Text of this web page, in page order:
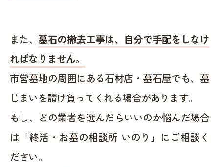
また、墓石の撤去工事は、自分で手配をしなけ
ればなりません。
市営墓地の周囲にある石材店・墓石屋でも、墓
じまいを請け負ってくれる場合があります。
もし、どの業者を選んだらいいのか悩んだ場合
は「終活・お墓の相談所 いのり」にご相談く
ださい。